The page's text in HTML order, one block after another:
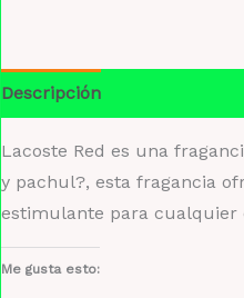
Descripción
Lacoste Red es una
y pachul?, esta fragancia
estimulante para cualquier
Me gusta esto: